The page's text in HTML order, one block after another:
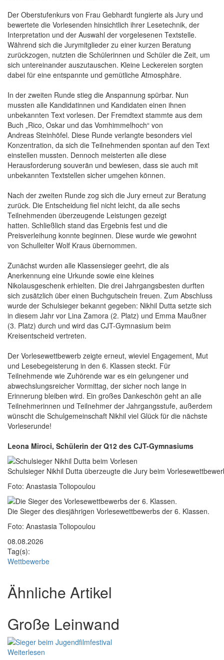
Der Oberstufenkurs von Frau Gebhardt fungierte als Jury und
bewertete die Vorlesenden hinsichtlich ihrer Lesetechnik, der
Interpretation und der Auswahl der vorgelesenen Textstelle.
Während sich die Jurymitglieder zu einer kurzen Beratung
zurückzogen, nutzten die Schülerinnen und Schüler die Zeit, um
sich untereinander auszutauschen. Kleine Leckereien sorgten
dabei für eine entspannte und gemütliche Atmosphäre.
In der zweiten Runde stieg die Anspannung spürbar. Nun
mussten alle Kandidatinnen und Kandidaten einen ihnen
unbekannten Text vorlesen. Der Fremdtext stammte aus dem
Buch „Rico, Oskar und das Vomhimmelhoch“ von
Andreas Steinhöfel. Diese Runde verlangte besonders viel
Konzentration, da sich die Teilnehmenden spontan auf den Text
einstellen mussten. Dennoch meisterten alle diese
Herausforderung souverän und bewiesen, dass sie auch mit
unbekannten Textstellen sicher umgehen können.
Nach der zweiten Runde zog sich die Jury erneut zur Beratung
zurück. Die Entscheidung fiel nicht leicht, da alle sechs
Teilnehmenden überzeugende Leistungen gezeigt
hatten. Schließlich stand das Ergebnis fest und die
Preisverleihung konnte beginnen. Diese wurde wie gewohnt
von Schulleiter Wolf Kraus übernommen.
Zunächst wurden alle Klassensieger geehrt, die als
Anerkennung eine Urkunde sowie eine kleines
Nikolausgeschenk erhielten. Die drei Jahrgangsbesten durften
sich zusätzlich über einen Buchgutschein freuen. Zum Abschluss
wurde der Schulsieger bekannt gegeben: Nikhil Dutta setzte sich
in diesem Jahr vor Lina Zamora (2. Platz) und Emma Maußner
(3. Platz) durch und wird das CJT-Gymnasium beim
Kreisentscheid vertreten.
Der Vorlesewettbewerb zeigte erneut, wieviel Engagement, Mut
und Lesebegeisterung in den 6. Klassen steckt. Für
Teilnehmende wie Zuhörende war es ein gelungener und
abwechslungsreicher Vormittag, der sicher noch lange in
Erinnerung bleiben wird. Ein großes Dankeschön geht an alle
Teilnehmerinnen und Teilnehmer der Jahrgangsstufe, außerdem
wünscht die Schulgemeinschaft Nikhil viel Glück für die nächste
Vorleserunde!
Leona Miroci, Schülerin der Q12 des CJT-Gymnasiums
Rasterbild
Bildunterschrift
Schulsieger Nikhil Dutta überzeugte die Jury beim
Foto: Anastasia Toliopoulou
Zusätzliche Bilder
Image
Bildunterschrift
Die Sieger des diesjährigen Vorlesewettbewerbs der 6. Klassen.
Foto: Anastasia Toliopoulou
08.08.2026
Tag(s):
Wettbewerbe
Ähnliche Artikel
Große Leinwand
Weiterlesen